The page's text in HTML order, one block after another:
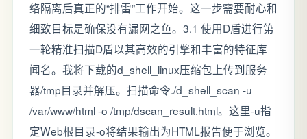
络隔离后真正的“排雷”工作开始。这一步需要耐心和
细致目标是确保没有漏网之鱼。3.1 使用D盾进行第
一轮精准扫描D盾以其高效的引擎和丰富的特征库
闻名。我将下载的d_shell_linux压缩包上传到服务
器/tmp目录并解压。扫描命令./d_shell_scan -u
/var/www/html -o /tmp/dscan_result.html。这里-u指
定Web根目录-o将结果输出为HTML报告便于浏览。